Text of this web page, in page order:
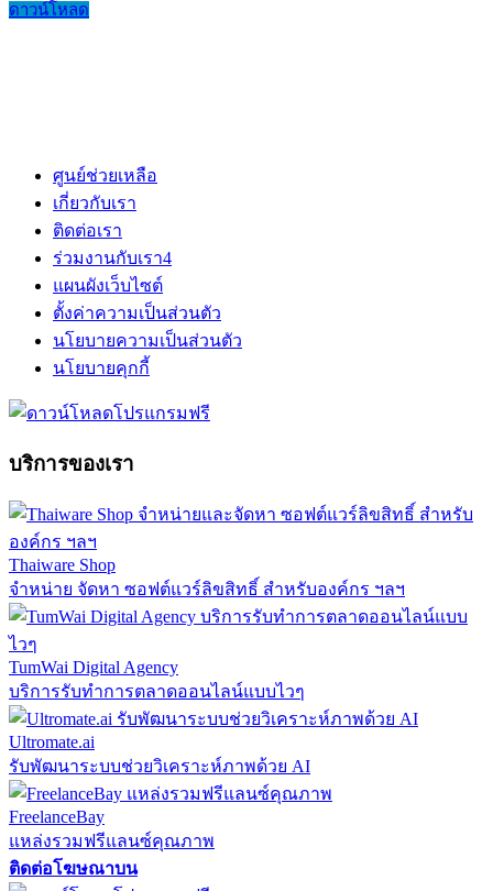
ดาวน์โหลด
ศูนย์ช่วยเหลือ
เกี่ยวกับเรา
ติดต่อเรา
ร่วมงานกับเรา4
แผนผังเว็บไซต์
ตั้งค่าความเป็นส่วนตัว
นโยบายความเป็นส่วนตัว
นโยบายคุกกี้
บริการของเรา
Thaiware Shop
จำหน่าย จัดหา ซอฟต์แวร์ลิขสิทธิ์ สำหรับองค์กร ฯลฯ
TumWai Digital Agency
บริการรับทำการตลาดออนไลน์แบบไวๆ
Ultromate.ai
รับพัฒนาระบบช่วยวิเคราะห์ภาพด้วย AI
FreelanceBay
แหล่งรวมฟรีแลนซ์คุณภาพ
ติดต่อโฆษณาบน